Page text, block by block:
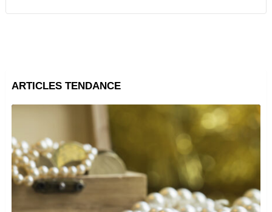
ARTICLES TENDANCE